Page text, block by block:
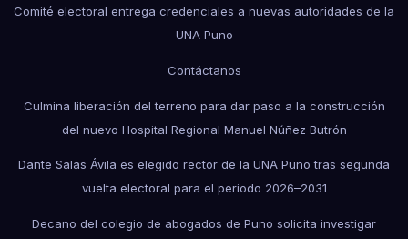
Comité electoral entrega credenciales a nuevas autoridades de la
UNA Puno
Contáctanos
Culmina liberación del terreno para dar paso a la construcción
del nuevo Hospital Regional Manuel Núñez Butrón
Dante Salas Ávila es elegido rector de la UNA Puno tras segunda
vuelta electoral para el periodo 2026–2031
Decano del colegio de abogados de Puno solicita investigar